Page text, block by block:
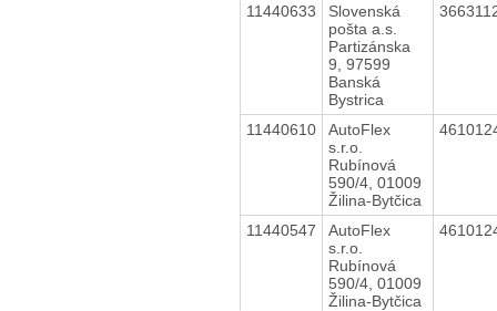
11440633
Slovenská
pošta a.s.
Partizánska
9, 97599
Banská
Bystrica
11440610
AutoFlex
s.r.o.
Rubínová
590/4, 01009
Žilina-Bytčica
11440547
AutoFlex
s.r.o.
Rubínová
590/4, 01009
Žilina-Bytčica